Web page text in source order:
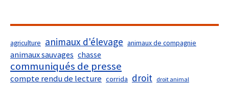
agriculture animaux d'élevage animaux de compagnie
animaux sauvages chasse
communiqués de presse
compte rendu de lecture corrida droit droit animal